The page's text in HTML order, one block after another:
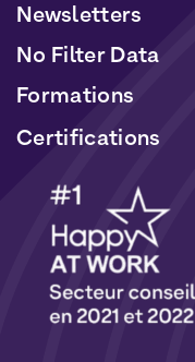
Newsletters
No Filter Data
Formations
Certifications